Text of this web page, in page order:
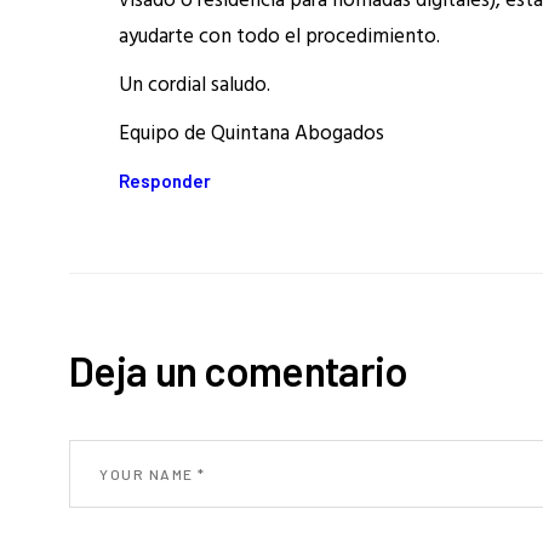
ayudarte con todo el procedimiento.
Un cordial saludo.
Equipo de Quintana Abogados
Responder
Deja un comentario